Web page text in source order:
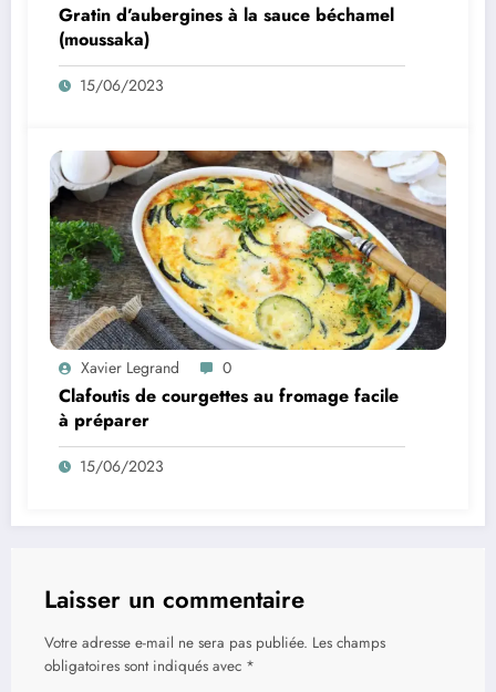
Gratin d’aubergines à la sauce béchamel
(moussaka)
15/06/2023
Xavier Legrand 0
Clafoutis de courgettes au fromage facile
à préparer
15/06/2023
Laisser un commentaire
Votre adresse e-mail ne sera pas publiée. Les champs
obligatoires sont indiqués avec *